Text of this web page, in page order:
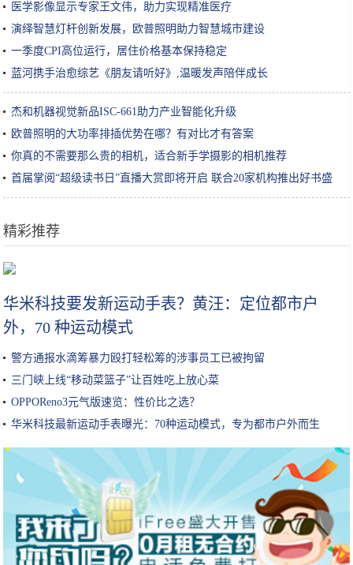
医学影像显示专家王文伟，助力实现精准医疗
演绎智慧灯杆创新发展，欧普照明助力智慧城市建设
一季度CPI高位运行，居住价格基本保持稳定
蓝河携手治愈综艺《朋友请听好》,温暖发声陪伴成长
杰和机器视觉新品ISC-661助力产业智能化升级
欧普照明的大功率排插优势在哪？有对比才有答案
你真的不需要那么贵的相机，适合新手学摄影的相机推荐
首届掌阅“超级读书日”直播大赏即将开启 联合20家机构推出好书盛
宴
精彩推荐
华米科技要发新运动手表？黄汪：定位都市户
外，70 种运动模式
警方通报水滴筹暴力殴打轻松筹的涉事员工已被拘留
三门峡上线“移动菜篮子”让百姓吃上放心菜
OPPOReno3元气版速览：性价比之选？
华米科技最新运动手表曝光：70种运动模式，专为都市户外而生